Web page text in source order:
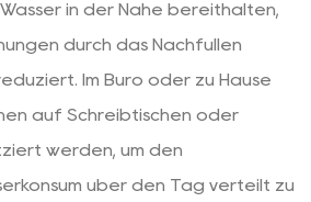
in der Nähe bereithalten,
durch das Nachfüllen
Im Büro oder zu Hause
auf Schreibtischen oder
werden, um den
über den Tag verteilt zu